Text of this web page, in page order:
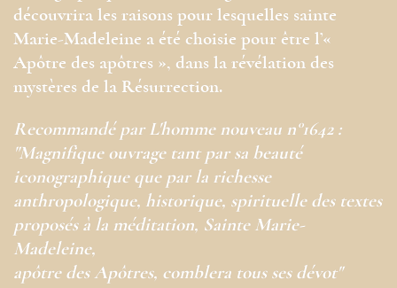
découvrira les raisons pour lesquelles sainte
Marie-Madeleine a été choisie pour être l’«
Apôtre des apôtres », dans la révélation des
mystères de la Résurrection.
Recommandé par L'homme nouveau n°1642 :
"Magnifique ouvrage tant par sa beauté
iconographique que par la richesse
anthropologique, historique, spirituelle des textes
proposés à la méditation, Sainte Marie-
Madeleine,
apôtre des Apôtres, comblera tous ses dévot"